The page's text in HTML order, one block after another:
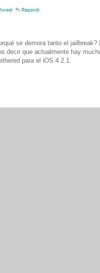
se demora tanto el jailbreak?
decir que actualmente hay
para el iOS 4.2.1.